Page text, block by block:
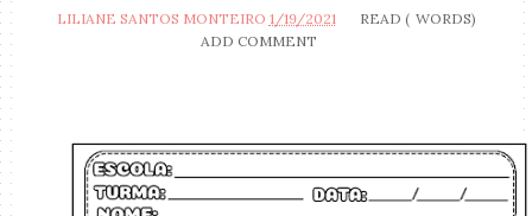
LILIANE SANTOS MONTEIRO 1/19/2021 READ ( WORDS)
ADD COMMENT